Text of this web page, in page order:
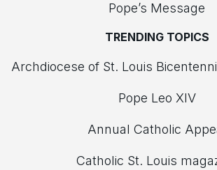
Pope’s Message
TRENDING TOPICS
Archdiocese of St. Louis
Pope Leo XIV
Annual Catholic
Catholic St. Louis